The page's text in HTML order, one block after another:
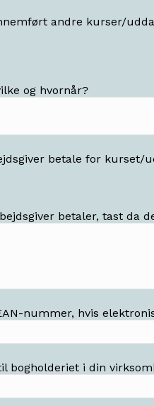
andre kurser/
og hvornår?
betale for kurset/
betaler, tast da
nummer, hvis
bogholderiet i din